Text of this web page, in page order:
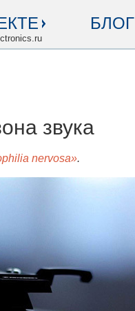
БЛОГ
звука
nervosa».